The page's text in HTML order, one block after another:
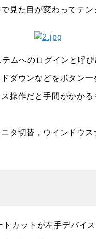
見た目が変わってテン
ムへのログインと呼
ダウンなどをボタン
操作だと手間がかか
タ切替，ウインドウス
カットが左手デバイ